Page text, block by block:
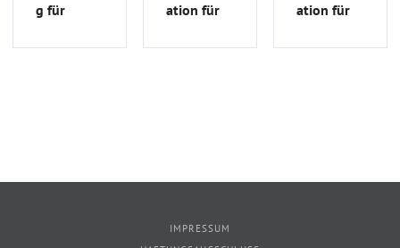
g für
he Ärzte |
ation für
he Ärzte
ation für
he Ärzte
IMPRESSUM